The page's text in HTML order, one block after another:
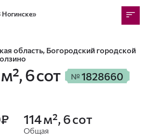
Ногинске»
область, Богородский городской
6 сот №1828660
114 м², 6 сот
Общая